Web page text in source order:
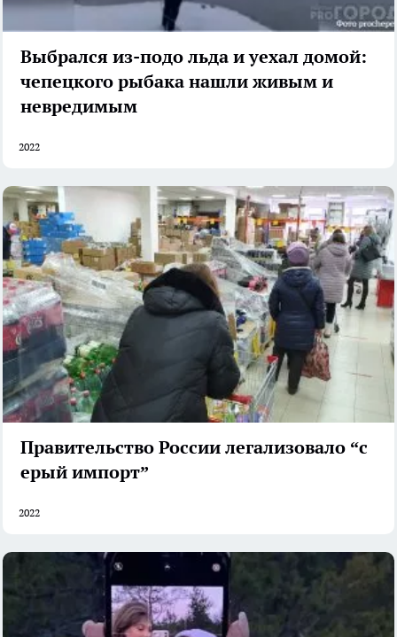
Выбрался из-подо льда и уехал домой:
чепецкого рыбака нашли живым и
невредимым
2022
Правительство России легализовало “с
ерый импорт”
2022